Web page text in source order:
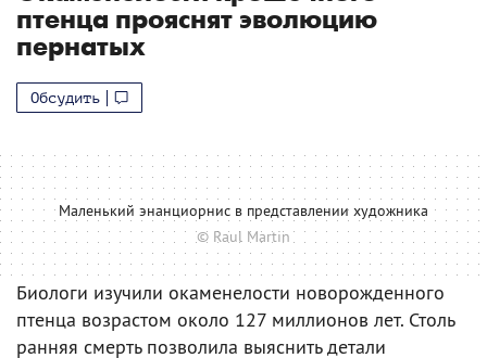
птенца прояснят эволюцию
пернатых
Обсудить
Маленький энанциорнис в представлении художника
© Raul Martin
Биологи изучили окаменелости новорожденного
птенца возрастом около 127 миллионов лет. Столь
ранняя смерть позволила выяснить детали